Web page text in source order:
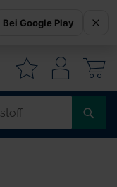
Bei Google Play